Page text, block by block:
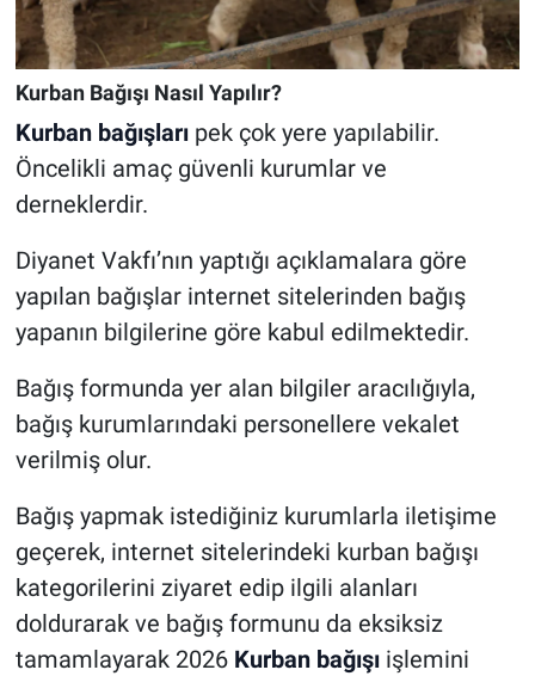
Kurban Bağışı Nasıl Yapılır?
Kurban bağışlarıpek çok yere yapılabilir.
Öncelikli amaç güvenli kurumlar ve
derneklerdir.
Diyanet Vakfı’nın yaptığı açıklamalara göre
yapılan bağışlar internet sitelerinden bağış
yapanın bilgilerine göre kabul edilmektedir.
Bağış formunda yer alan bilgiler aracılığıyla,
bağış kurumlarındaki personellere vekalet
verilmiş olur.
Bağış yapmak istediğiniz kurumlarla iletişime
geçerek, internet sitelerindeki kurban bağışı
kategorilerini ziyaret edip ilgili alanları
doldurarak ve bağış formunu da eksiksiz
tamamlayarak 2026 Kurban bağışıişlemini